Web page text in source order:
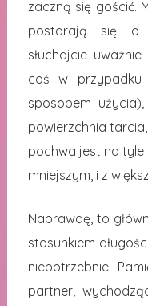
zaczną się gościć.
postarają się o
słuchajcie
coś w przypadku
sposobem
powierzchnia
pochwa jest na tyle
mniejszym, i z
Naprawdę, to
stosunkiem
niepotrzebnie.
partner,